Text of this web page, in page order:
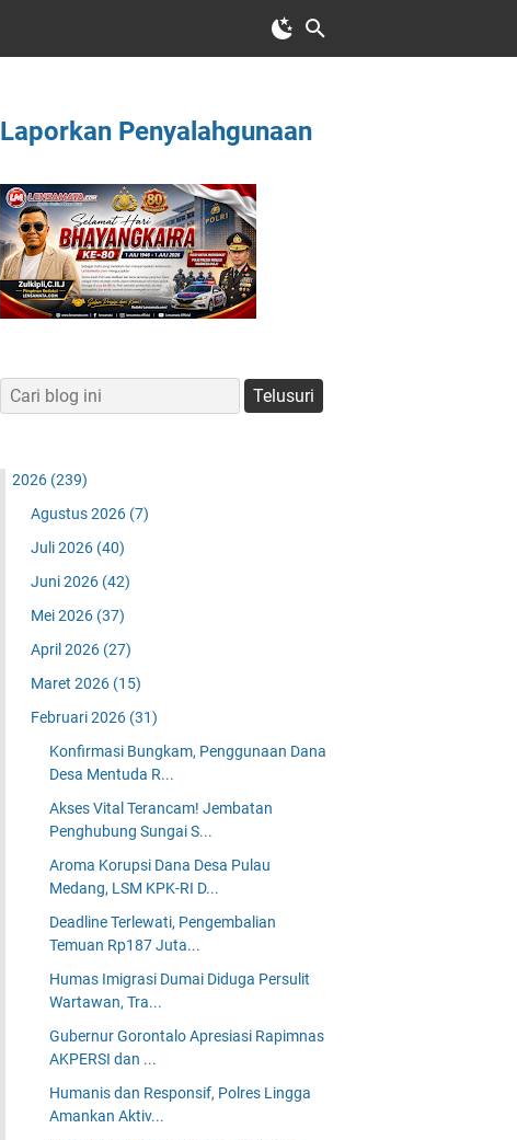
Laporkan Penyalahgunaan
2026 (239)
Agustus 2026 (7)
Juli 2026 (40)
Juni 2026 (42)
Mei 2026 (37)
April 2026 (27)
Maret 2026 (15)
Februari 2026 (31)
Konfirmasi Bungkam, Penggunaan Dana
Desa Mentuda R...
Akses Vital Terancam! Jembatan
Penghubung Sungai S...
Aroma Korupsi Dana Desa Pulau
Medang, LSM KPK-RI D...
Deadline Terlewati, Pengembalian
Temuan Rp187 Juta...
Humas Imigrasi Dumai Diduga Persulit
Wartawan, Tra...
Gubernur Gorontalo Apresiasi Rapimnas
AKPERSI dan ...
Humanis dan Responsif, Polres Lingga
Amankan Aktiv...